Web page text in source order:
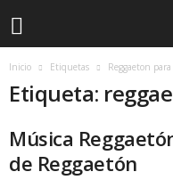
Inicio Etiquetas Reggaeton
Etiqueta:
Música
de Reggaetón